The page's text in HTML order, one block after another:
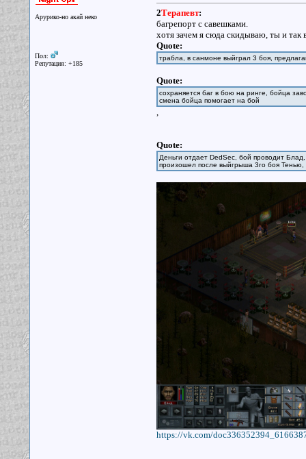
Арурико-но акай неко
Пол:
Репутация: +185
2Терапевт:
багрепорт с савешками.
хотя зачем я сюда скидываю, ты и так
Quote:
трабла, в санмоне выйграл 3 боя,
Quote:
сохраняется баг в бою на ринге, бойца
смена бойца помогает на бой
,
Quote:
Деньги отдает DedSec, бой проводит
произошел после выйгрыша 3го боя Тенью,
https://vk.com/